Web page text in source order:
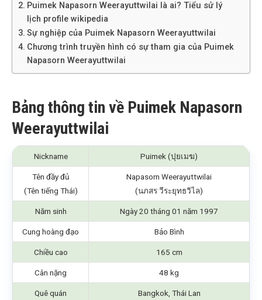
Puimek Napasorn Weerayuttwilai là ai? Tiểu sử lý
lịch profile wikipedia
Sự nghiệp của Puimek Napasorn Weerayuttwilai
Chương trình truyền hình có sự tham gia của Puimek
Napasorn Weerayuttwilai
Bảng thông tin về Puimek Napasorn
Weerayuttwilai
Nickname Puimek (ปุยเมฆ)
Tên đầy đủ
(Tên tiếng Thái)
Napasorn Weerayuttwilai
(นภสร วีระยุทธวิไล)
Năm sinh Ngày 20 tháng 01 năm 1997
Cung hoàng đạo Bảo Bình
Chiều cao 165 cm
Cân nặng 48 kg
Quê quán Bangkok, Thái Lan